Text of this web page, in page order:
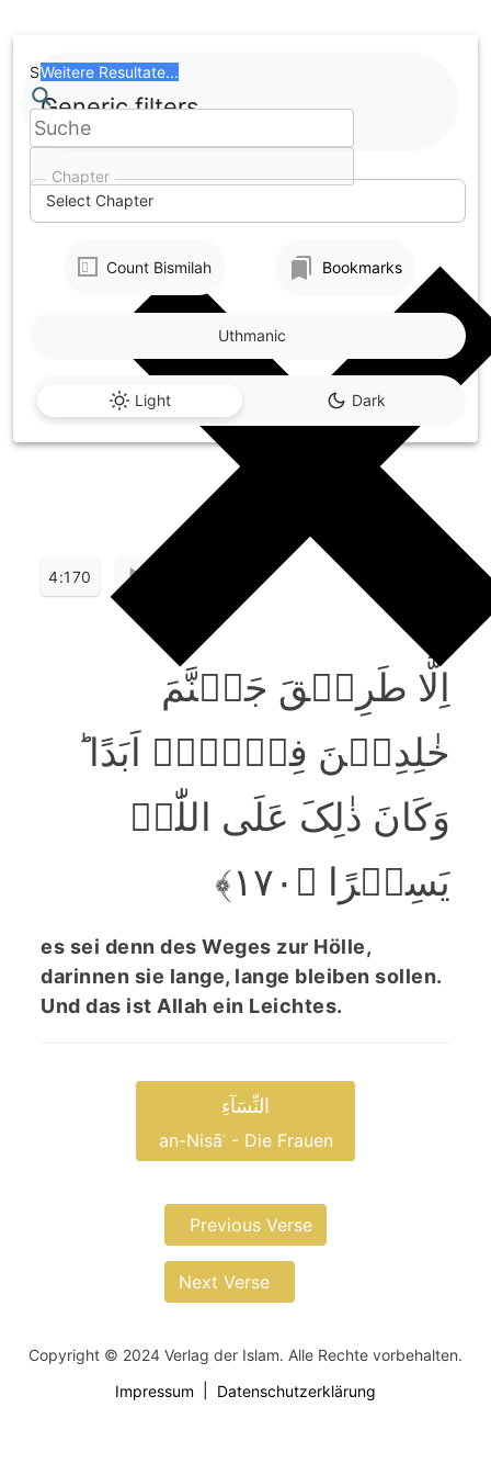
to
content
Chapter
Select Chapter
Search
Weitere Resultate...
Generic filters
Count Bismilah Bookmarks
Light Dark
Uthmanic
4:170
اِلَّا طَرِیۡقَ جَہَنَّمَ
خٰلِدِیۡنَ فِیۡہَاۤ اَبَدًا ؕ
وَکَانَ ذٰلِکَ عَلَی اللّٰہِ
یَسِیۡرًا ﴿۱۷۰﴾
es sei denn des Weges zur Hölle,
darinnen sie lange, lange bleiben sollen.
Und das ist Allah ein Leichtes.
النِّسَآءِ
an-Nisāʾ - Die Frauen
Previous Verse
Next Verse
Copyright © 2024 Verlag der Islam. Alle Rechte vorbehalten.
Impressum
Datenschutzerklärung